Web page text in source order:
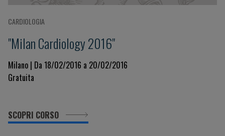
CARDIOLOGIA
"Milan Cardiology 2016"
Milano | Da 18/02/2016 a 20/02/2016
Gratuita
SCOPRI CORSO